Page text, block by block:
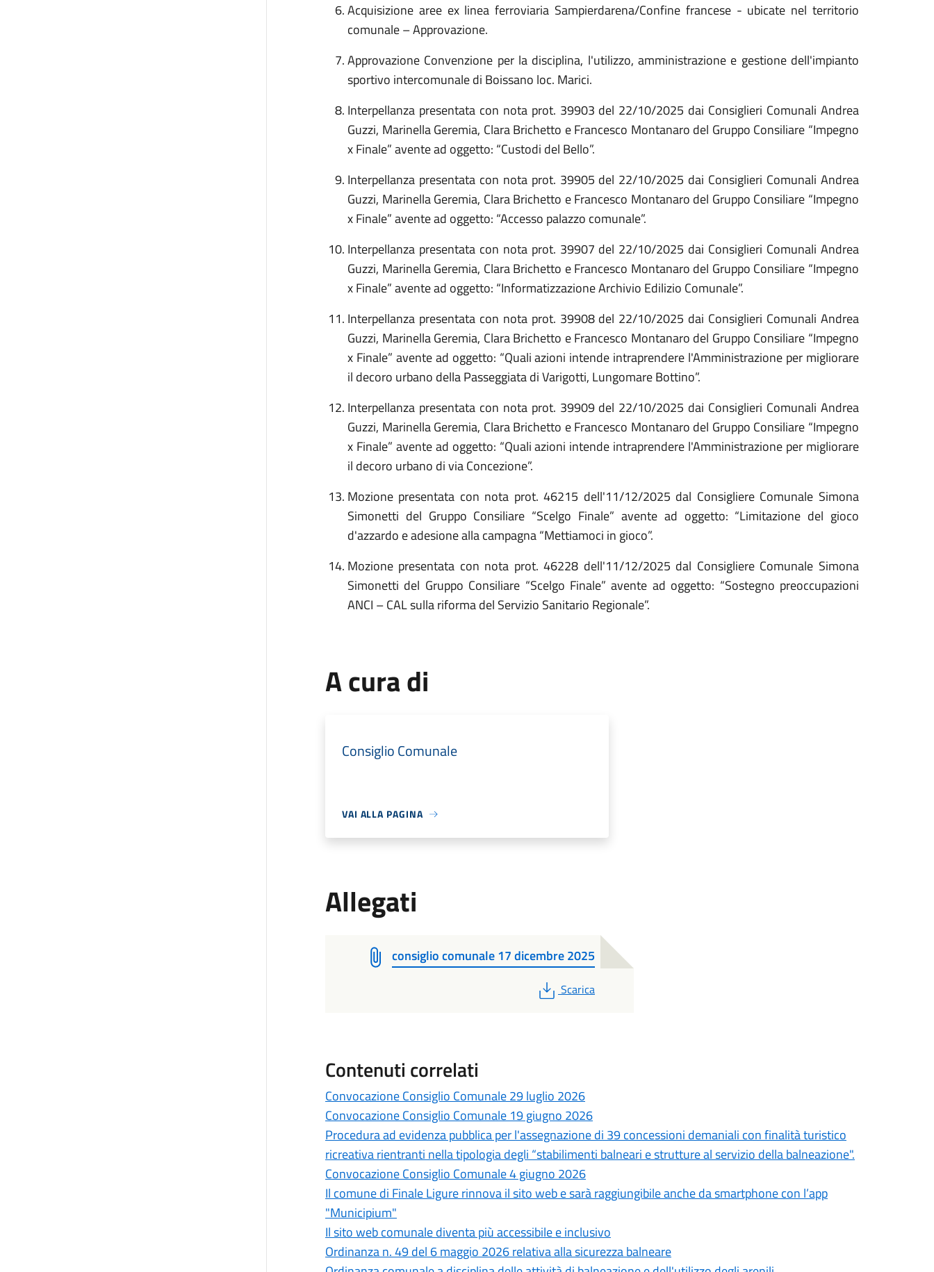
Acquisizione aree ex linea ferroviaria Sampierdarena/Confine francese - ubicate nel territorio
comunale – Approvazione.
Approvazione Convenzione per la disciplina, l'utilizzo, amministrazione e gestione dell'impianto
sportivo intercomunale di Boissano loc. Marici.
Interpellanza presentata con nota prot. 39903 del 22/10/2025 dai Consiglieri Comunali Andrea
Guzzi, Marinella Geremia, Clara Brichetto e Francesco Montanaro del Gruppo Consiliare “Impegno
x Finale” avente ad oggetto: “Custodi del Bello”.
Interpellanza presentata con nota prot. 39905 del 22/10/2025 dai Consiglieri Comunali Andrea
Guzzi, Marinella Geremia, Clara Brichetto e Francesco Montanaro del Gruppo Consiliare “Impegno
x Finale” avente ad oggetto: “Accesso palazzo comunale”.
Interpellanza presentata con nota prot. 39907 del 22/10/2025 dai Consiglieri Comunali Andrea
Guzzi, Marinella Geremia, Clara Brichetto e Francesco Montanaro del Gruppo Consiliare “Impegno
x Finale” avente ad oggetto: “Informatizzazione Archivio Edilizio Comunale”.
Interpellanza presentata con nota prot. 39908 del 22/10/2025 dai Consiglieri Comunali Andrea
Guzzi, Marinella Geremia, Clara Brichetto e Francesco Montanaro del Gruppo Consiliare “Impegno
x Finale” avente ad oggetto: “Quali azioni intende intraprendere l'Amministrazione per migliorare
il decoro urbano della Passeggiata di Varigotti, Lungomare Bottino”.
Interpellanza presentata con nota prot. 39909 del 22/10/2025 dai Consiglieri Comunali Andrea
Guzzi, Marinella Geremia, Clara Brichetto e Francesco Montanaro del Gruppo Consiliare “Impegno
x Finale” avente ad oggetto: “Quali azioni intende intraprendere l'Amministrazione per migliorare
il decoro urbano di via Concezione”.
Mozione presentata con nota prot. 46215 dell'11/12/2025 dal Consigliere Comunale Simona
Simonetti del Gruppo Consiliare “Scelgo Finale” avente ad oggetto: “Limitazione del gioco
d'azzardo e adesione alla campagna “Mettiamoci in gioco”.
Mozione presentata con nota prot. 46228 dell'11/12/2025 dal Consigliere Comunale Simona
Simonetti del Gruppo Consiliare “Scelgo Finale” avente ad oggetto: “Sostegno preoccupazioni
ANCI – CAL sulla riforma del Servizio Sanitario Regionale”.
A cura di
Consiglio Comunale
VAI ALLA PAGINA
Allegati
consiglio comunale 17 dicembre 2025
PDF
Scarica
Contenuti correlati
Convocazione Consiglio Comunale 29 luglio 2026
Convocazione Consiglio Comunale 19 giugno 2026
Procedura ad evidenza pubblica per l'assegnazione di 39 concessioni demaniali con finalità turistico
ricreativa rientranti nella tipologia degli “stabilimenti balneari e strutture al servizio della balneazione".
Convocazione Consiglio Comunale 4 giugno 2026
Il comune di Finale Ligure rinnova il sito web e sarà raggiungibile anche da smartphone con l’app
"Municipium"
Il sito web comunale diventa più accessibile e inclusivo
Ordinanza n. 49 del 6 maggio 2026 relativa alla sicurezza balneare